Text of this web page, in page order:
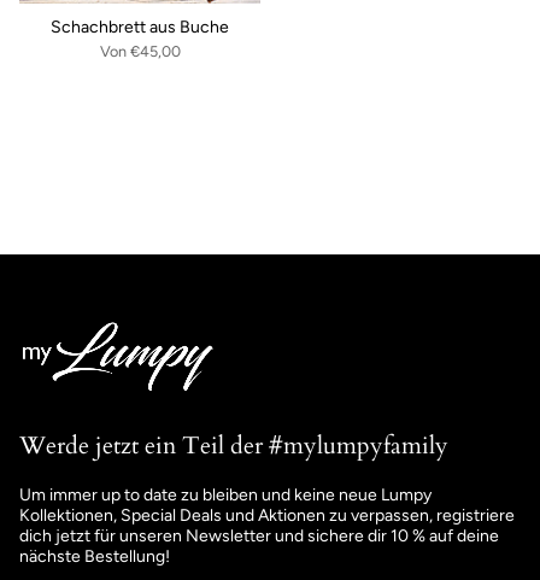
Schachbrett aus Buche
Von€45,00
Werde jetzt ein Teil der #mylumpyfamily
Um immer up to date zu bleiben und keine neue Lumpy
Kollektionen, Special Deals und Aktionen zu verpassen, registriere
dich jetzt für unseren Newsletter und sichere dir 10 % auf deine
nächste Bestellung!